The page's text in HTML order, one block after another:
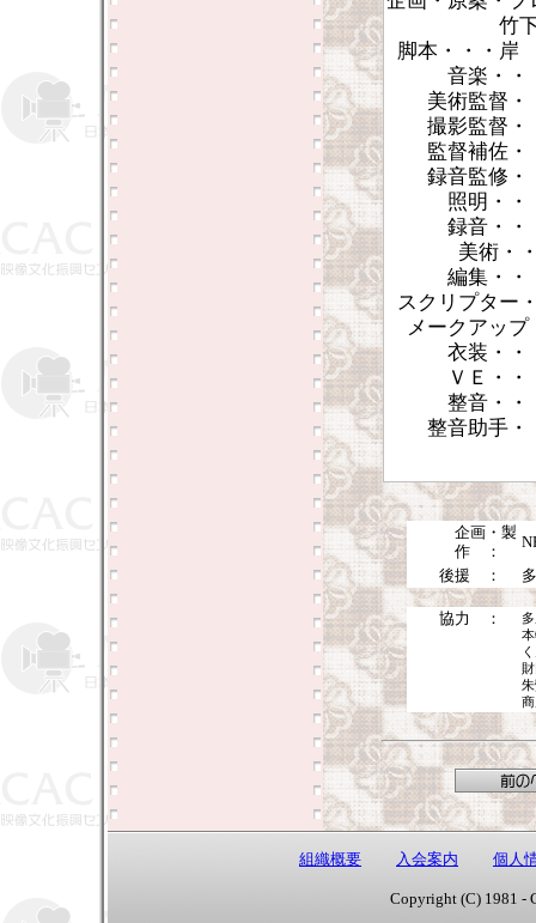
竹
脚本・・・岸
音楽・・
美術監督・
撮影監督・
監督補佐
録音監修・
照明・・
録音・・
美術・
編集・・
スクリプター
メークアッ
衣装・・
ＶＥ・
整音・・
整音助手・
企画・製
作 ：
後援 ：
協力 ：
組織概要 入会案内 個人
Copyright (C) 1981 -